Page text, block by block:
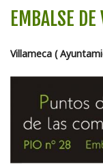
EMBALSE
Villameca (